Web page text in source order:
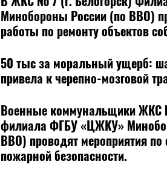
Минобороны России (по ВВО)
работы по ремонту объектов
50 тыс за моральный ущерб:
привела к черепно-мозговой
Военные коммунальщики ЖКС
филиала ФГБУ «ЦЖКУ»
ВВО) проводят мероприятия по
пожарной безопасности.